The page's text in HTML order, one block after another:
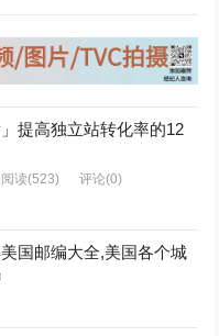
」提高独立站转化率的12
阅读(523) 评论(0)
国邮编大全,美国各个城